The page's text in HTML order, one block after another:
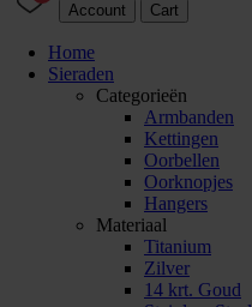
Account Cart
Home
Sieraden
Categorieën
Armbanden
Kettingen
Oorbellen
Oorknopjes
Hangers
Materiaal
Titanium
Zilver
14 krt. Goud